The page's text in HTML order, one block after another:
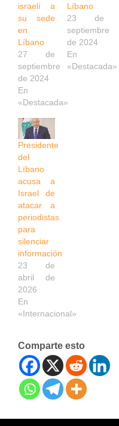
israelí a
su sede
en
Líbano
27 de
septiembre
de 2024
En
«Destacada»
Líbano
23 de
septiembre
de 2024
En
«Destacada»
Presidente
del
Líbano
acusa a
Israel de
atacar a
periodistas
para
silenciar
información
23 de
abril de
2026
En
«Internacional»
Comparte esto